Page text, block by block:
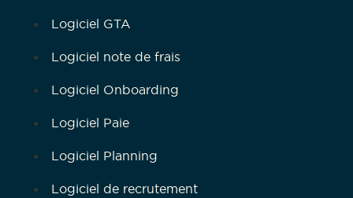
Logiciel GTA
Logiciel note de frais
Logiciel Onboarding
Logiciel Paie
Logiciel Planning
Logiciel de recrutement